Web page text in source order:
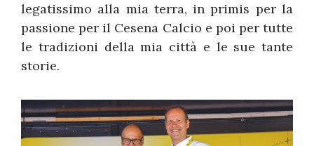
legatissimo alla mia terra, in primis per la
passione per il Cesena Calcio e poi per tutte
le tradizioni della mia città e le sue tante
storie.